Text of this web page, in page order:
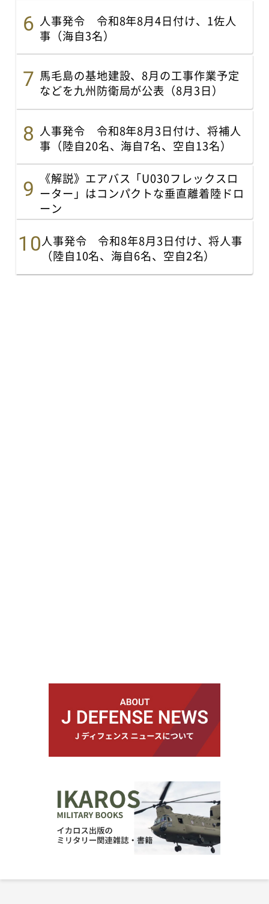
人事発令 令和8年8月4日付け、1佐人
事（海自3名）
馬毛島の基地建設、8月の工事作業予定
などを九州防衛局が公表（8月3日）
人事発令 令和8年8月3日付け、将補人
事（陸自20名、海自7名、空自13名）
《解説》エアバス「U030フレックスロ
ーター」はコンパクトな垂直離着陸ドロ
ーン
人事発令 令和8年8月3日付け、将人事
（陸自10名、海自6名、空自2名）